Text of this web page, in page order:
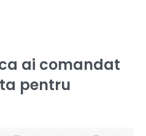
ai comandat
pentru